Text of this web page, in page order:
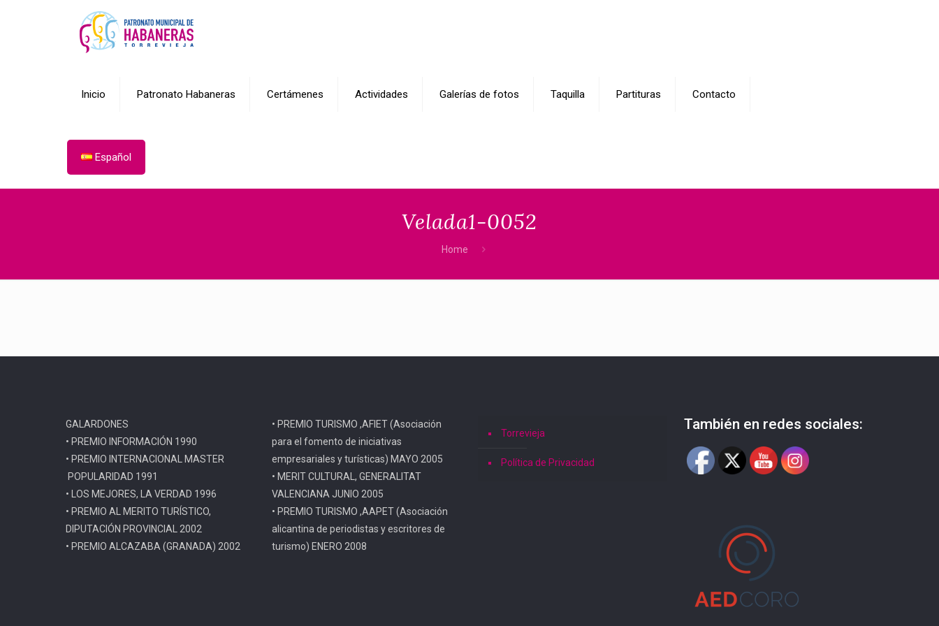
Inicio Patronato Habaneras Certámenes Actividades Galerías de fotos Taquilla Partituras Contacto
Español
Velada1-0052
Home
GALARDONES
• PREMIO INFORMACIÓN 1990
• PREMIO INTERNACIONAL MASTER
POPULARIDAD 1991
• LOS MEJORES, LA VERDAD 1996
• PREMIO AL MERITO TURÍSTICO,
DIPUTACIÓN PROVINCIAL 2002
• PREMIO ALCAZABA (GRANADA) 2002
• PREMIO TURISMO ,AFIET (Asociación
para el fomento de iniciativas
empresariales y turísticas) MAYO 2005
• MERIT CULTURAL, GENERALITAT
VALENCIANA JUNIO 2005
• PREMIO TURISMO ,AAPET (Asociación
alicantina de periodistas y escritores de
turismo) ENERO 2008
Torrevieja
Política de Privacidad
También en redes sociales: